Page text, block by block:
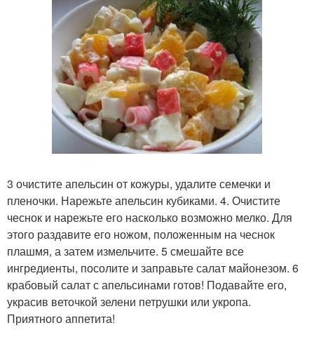
3 очистите апельсин от кожуры, удалите семечки и
пленочки. Нарежьте апельсин кубиками. 4. Очистите
чеснок и нарежьте его насколько возможно мелко. Для
этого раздавите его ножом, положенным на чеснок
плашмя, а затем измельчите. 5 смешайте все
ингредиенты, посолите и заправьте салат майонезом. 6
крабовый салат с апельсинами готов! Подавайте его,
украсив веточкой зелени петрушки или укропа.
Приятного аппетита!